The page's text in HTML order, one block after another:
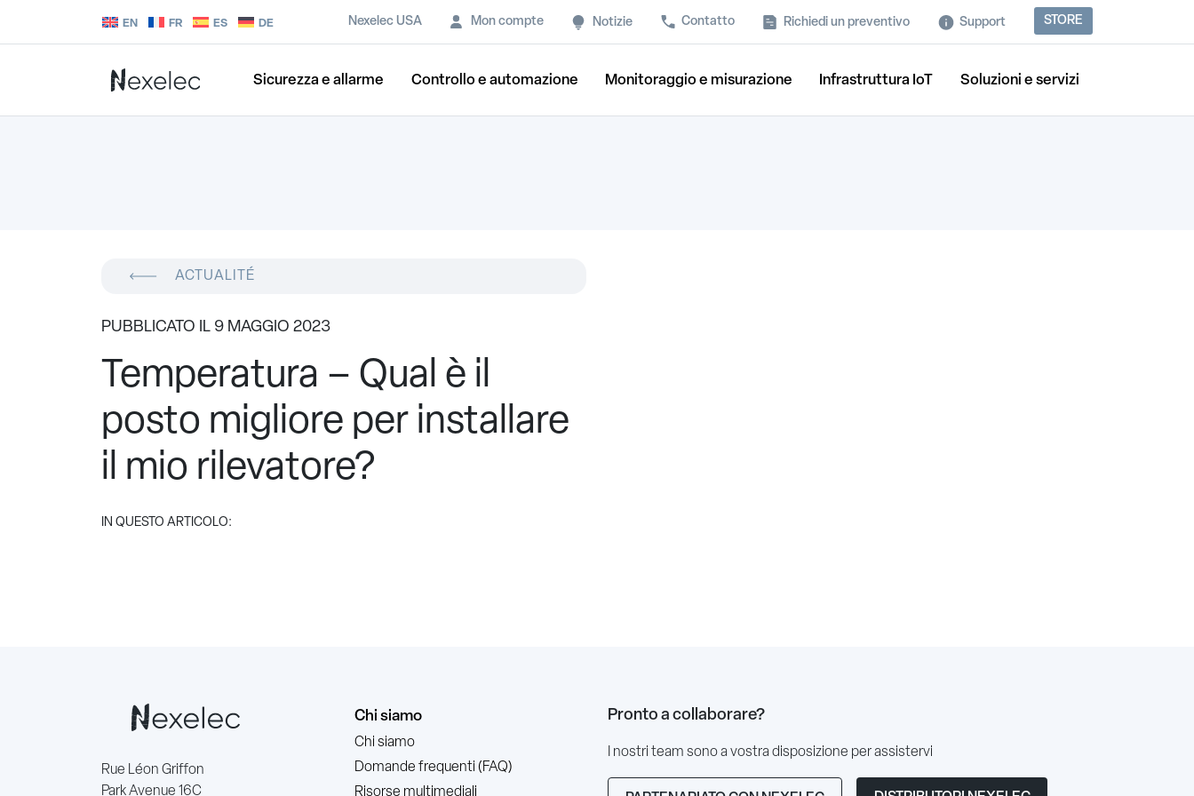
EN FR ES DE Nexelec USA Mon compte Notizie Contatto Richiedi un preventivo Support STORE
Sicurezza e allarme Controllo e automazione Monitoraggio e misurazione Infrastruttura IoT Soluzioni e servizi
ACTUALITÉ
PUBBLICATO IL 9 MAGGIO 2023
Temperatura – Qual è il
posto migliore per installare
il mio rilevatore?
IN QUESTO ARTICOLO:
Rue Léon Griffon
Park Avenue 16C
Chi siamo
Chi siamo
Domande frequenti (FAQ)
Risorse multimediali
Pronto a collaborare?
I nostri team sono a vostra disposizione per assistervi